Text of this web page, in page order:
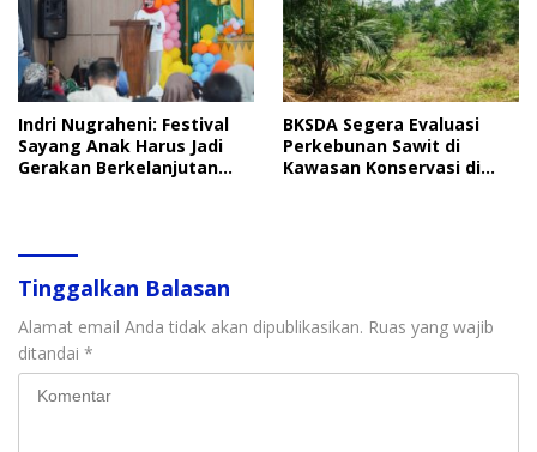
Indri Nugraheni: Festival
Sayang Anak Harus Jadi
Gerakan Berkelanjutan
BKSDA Segera Evaluasi
Perkebunan Sawit di
Kawasan Konservasi di
Tinggalkan Balasan
Alamat email Anda tidak akan dipublikasikan. Ruas yang wajib
ditandai *